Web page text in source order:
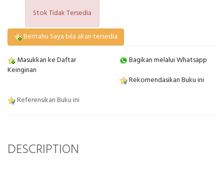
Stok Tidak Tersedia
Beritahu Saya bila akan tersedia
Masukkan ke Daftar
Keinginan
Bagikan melalui Whatsapp
Rekomendasikan Buku ini
Referensikan Buku ini
DESCRIPTION